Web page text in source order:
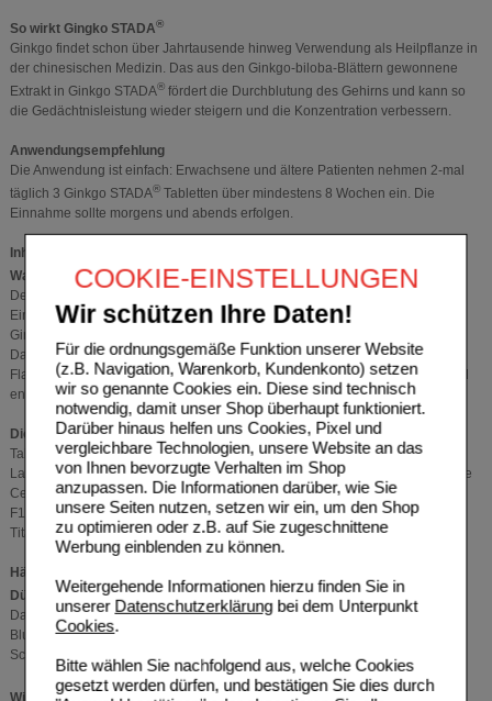
COOKIE-EINSTELLUNGEN
Wir schützen Ihre Daten!
Für die ordnungsgemäße Funktion unserer Website
(z.B. Navigation, Warenkorb, Kundenkonto) setzen
wir so genannte Cookies ein. Diese sind technisch
notwendig, damit unser Shop überhaupt funktioniert.
Darüber hinaus helfen uns Cookies, Pixel und
vergleichbare Technologien, unsere Website an das
von Ihnen bevorzugte Verhalten im Shop
anzupassen. Die Informationen darüber, wie Sie
unsere Seiten nutzen, setzen wir ein, um den Shop
zu optimieren oder z.B. auf Sie zugeschnittene
Werbung einblenden zu können.
Weitergehende Informationen hierzu finden Sie in
unserer Datenschutzerklärungbei dem Unterpunkt
Cookies.
Bitte wählen Sie nachfolgend aus, welche Cookies
gesetzt werden dürfen, und bestätigen Sie dies durch
So wirkt Gingko STADA®
Ginkgo findet schon über Jahrtausende hinweg Verwendung als Heilpflanze in
der chinesischen Medizin. Das aus den Ginkgo-biloba-Blättern gewonnene
Extrakt in Ginkgo STADA®fördert die Durchblutung des Gehirns und kann so
die Gedächtnisleistung wieder steigern und die Konzentration verbessern.
Anwendungsempfehlung
Die Anwendung ist einfach: Erwachsene und ältere Patienten nehmen 2-mal
täglich 3 Ginkgo STADA®Tabletten über mindestens 8 Wochen ein. Die
Einnahme sollte morgens und abends erfolgen.
Inhaltsstoffe
Was Ginkgo STADA®enthält
Der Wirkstoff ist: Ginkgo-biloba-Trockenextrakt.
Eine Filmtablette enthält 40 mg quantifiziertes, raffiniertes Trockenextrakt aus
Ginkgo-biloba- Blättern (35–67 : 1), Auszugsmittel: Aceton 60 % (m/m).
Das Extrakt ist quantifiziert auf 22,0–27,0 % Flavonoide, berechnet als
Flavonolglykoside, 2,8–3,4 % Ginkgolide A, B und C, 2,6–3,2 % Bilobalid und
enthält höchstens 5 ppm Ginkgolsäuren.
Die sonstigen Bestandteile sind
Tablettenkern: Croscarmellose-Natrium, hochdisperses Siliciumdioxid,
Lactose-Monohydrat, Magnesiumstearat (Ph. Eur.) [pflanzlich], mikrokristalline
Cellulose, sprühgetrockneter Glucosesirup. Befilmung: Opadry II White 85
F18422, bestehend aus: Macrogol 3350, Poly(vinylalkohol), Talkum,
Titandioxid (E 171), Eisen(III)-hydroxid-oxid x H2O (E 172).
Häufige Fragen & Antworten
Dürfen Schwangere Ginkgo STADA®einnehmen?
Da es einzelne Hinweise darauf gibt, dass ginkgohaltige Präparate die
Blutungsbereitschaft erhöhen könnten, darf dieses Arzneimittel während der
Schwangerschaft nicht eingenommen werden.
Wie lange sollte Ginkgo STADA® eingenommen werden?